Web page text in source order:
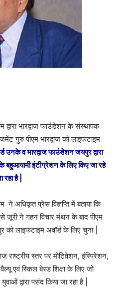
द्वारा भारद्वाज फाउंडेशन के संस्थापक
गुरु पीएम भारद्वाज को लाइफटाइम
उनके व भारद्वाज फाउंडेशन जयपुर द्वारा
बहुआयामी इंटीग्रेशन के लिए किए जा रहे
रहा है |
ने अधिकृत प्रेस विज्ञप्ति में बताया कि
जूरी ने गहन विचार मंथन के बाद पीएम
को लाइफटाइम अवॉर्ड के लिए चुना |
राष्ट्रीय स्तर पर मोटिवेशन, इंस्पिरेशन,
एवं स्किल बेस्ड शिक्षा के लिए जो
द्वारा पसंद किया जा रहा है |